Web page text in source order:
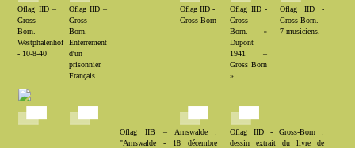
Oflag IID –
Gross-
Born.
Westphalenhof
- 10-8-40
Oflag IID –
Gross-
Born.
Enterrement
d'un
prisonnier
Français.
Oflag IID -
Gross-Born
Oflag IID -
Gross-
Born. «
Dupont
1941 –
Gross Born
»
Oflag IID -
Gross-Born.
7 musiciens.
Oflag IIB – Arnswalde :
"Arnswalde - 18 décembre
Oflag IID - Gross-Born :
dessin extrait du livre de